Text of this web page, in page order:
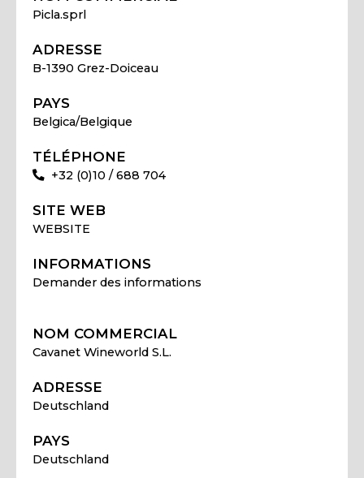
Picla.sprl
ADRESSE
B-1390 Grez-Doiceau
PAYS
Belgica/Belgique
TÉLÉPHONE
+32 (0)10 / 688 704
SITE WEB
WEBSITE
INFORMATIONS
Demander des informations
NOM COMMERCIAL
Cavanet Wineworld S.L.
ADRESSE
Deutschland
PAYS
Deutschland